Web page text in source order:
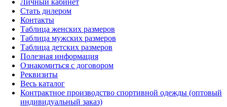
Личный кабинет
Стать дилером
Контакты
Таблица женских размеров
Таблица мужских размеров
Таблица детских размеров
Полезная информация
Ознакомиться с договором
Реквизиты
Весь каталог
Контрактное производство спортивной одежды (оптовый
индивидуальный заказ)